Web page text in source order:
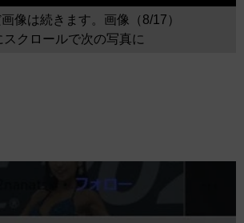
像は続きます。画像（8/17）
スクロールで次の写真に